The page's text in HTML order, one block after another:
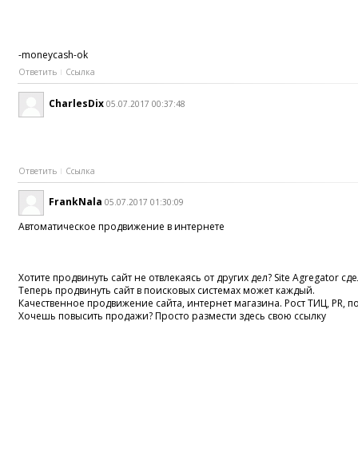
-moneycash-ok
Ответить Ссылка
CharlesDix 05.07.2017 00:37:48
Ответить Ссылка
FrankNala 05.07.2017 01:30:09
Автоматическое продвижение в интернете
Хотите продвинуть сайт не отвлекаясь от других дел? Site Agregator
Теперь продвинуть сайт в поисковых системах может каждый.
Качественное продвижение сайта, интернет магазина. Рост ТИЦ, PR,
Хочешь повысить продажи? Просто размести здесь свою ссылку